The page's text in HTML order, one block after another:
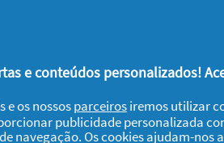
o milho com os tomates.
a gosto com sal e pimenta e,
a salada com o queijo.
e conteúdos personalizados!
e os nossosparceirosiremos utilizar
publicidade personalizada
navegação. Os cookies ajudam-